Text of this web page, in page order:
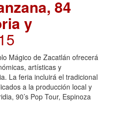
84
y
Mágico de Zacatlán ofrecerá
artísticas y
La feria incluirá el tradicional
a la producción local y
90’s Pop Tour, Espinoza